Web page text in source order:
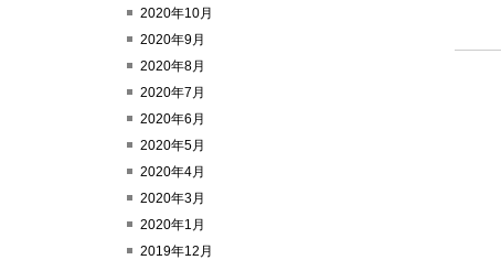
2020年10月
2020年9月
2020年8月
2020年7月
2020年6月
2020年5月
2020年4月
2020年3月
2020年1月
2019年12月